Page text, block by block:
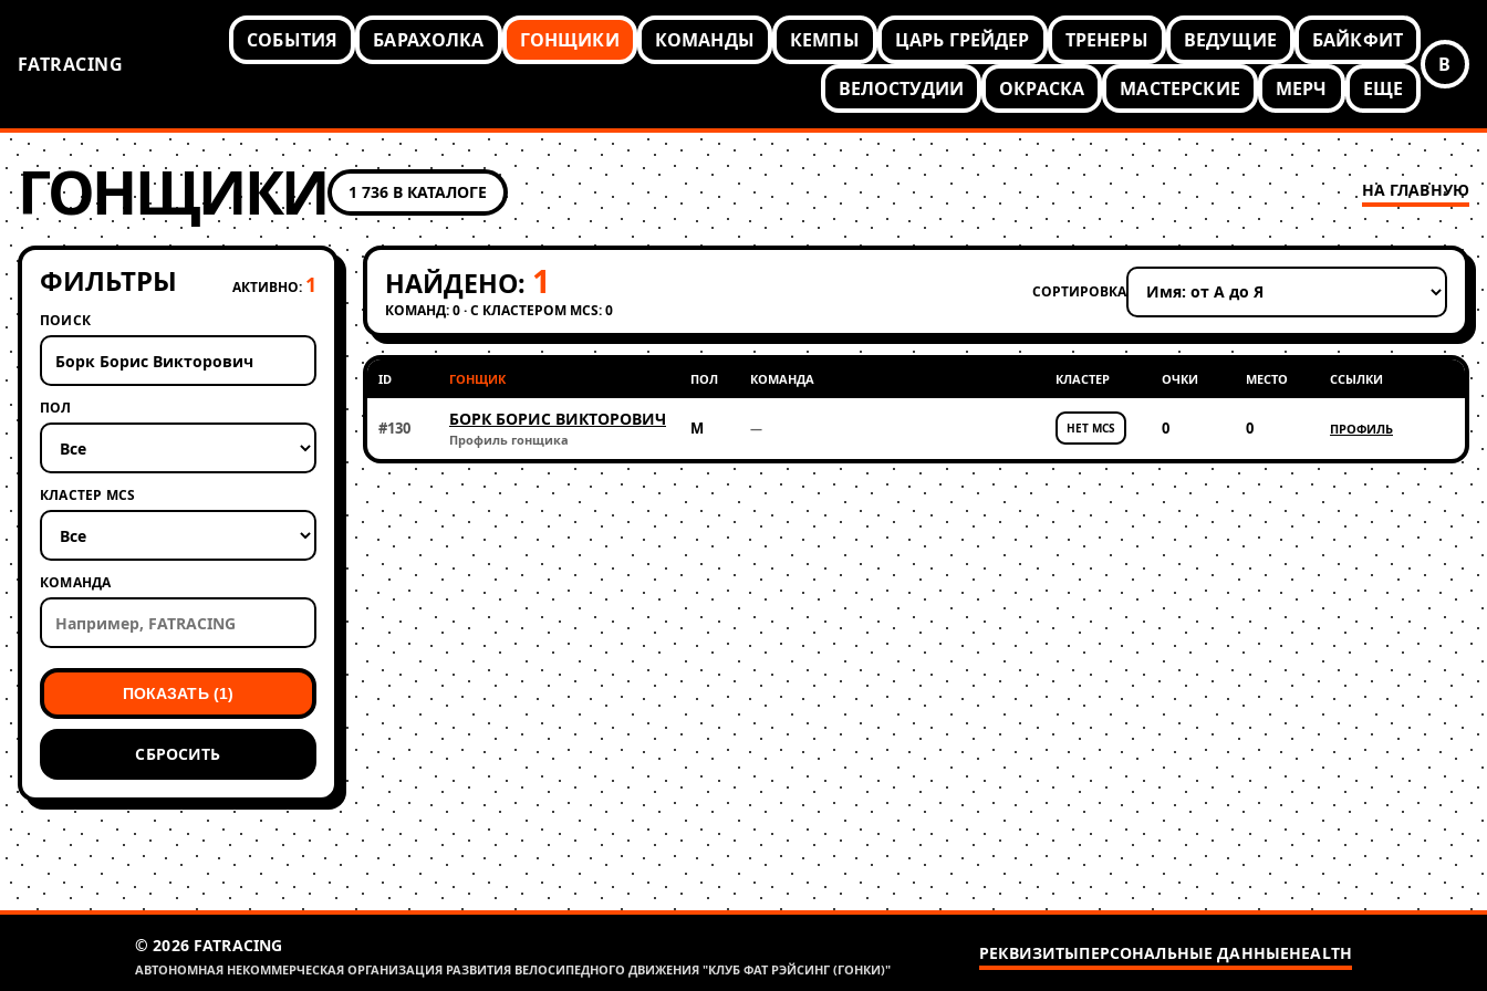
FATRACING
СОБЫТИЯ БАРАХОЛКА ГОНЩИКИ КОМАНДЫ КЕМПЫ ЦАРЬ ГРЕЙДЕР ТРЕНЕРЫ ВЕДУЩИЕ
БАЙКФИТ
ВЕЛОСТУДИИ
ОКРАСКА МАСТЕРСКИЕ МЕРЧ ЕЩЕ
В
ГОНЩИКИ 1 736 В КАТАЛОГЕ НА ГЛАВНУЮ
ФИЛЬТРЫ АКТИВНО: 1
ПОИСК
ПОЛ
КЛАСТЕР MCS
КОМАНДА
ПОКАЗАТЬ (1)
СБРОСИТЬ
НАЙДЕНО: 1
КОМАНД: 0 · С КЛАСТЕРОМ MCS: 0
СОРТИРОВКА
Применить сортировку
ID ГОНЩИК ПОЛ КОМАНДА КЛАСТЕР ОЧКИ МЕСТО ССЫЛКИ
#130 БОРК БОРИС ВИКТОРОВИЧ
Профиль гонщика
М — НЕТ MCS 0 0 ПРОФИЛЬ
© 2026 FATRACING
АВТОНОМНАЯ НЕКОММЕРЧЕСКАЯ ОРГАНИЗАЦИЯ РАЗВИТИЯ ВЕЛОСИПЕДНОГО ДВИЖЕНИЯ "КЛУБ ФАТ РЭЙСИНГ (ГОНКИ)"
РЕКВИЗИТЫПЕРСОНАЛЬНЫЕ ДАННЫЕHEALTH